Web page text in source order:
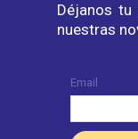
Déjanos
nuestras